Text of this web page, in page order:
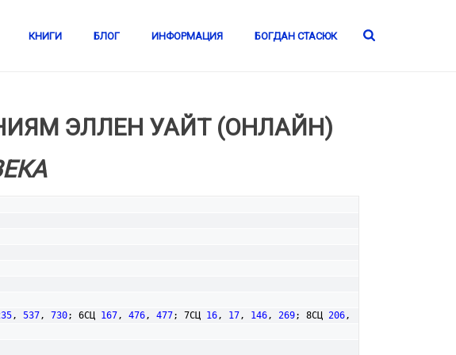
КНИГИ БЛОГ ИНФОРМАЦИЯ БОГДАН СТАСЮК
ЭЛЛЕН УАЙТ (ОНЛАЙН)
, 537, 730; 6СЦ 167, 476, 477; 7СЦ 16, 17, 146, 269; 8СЦ 206